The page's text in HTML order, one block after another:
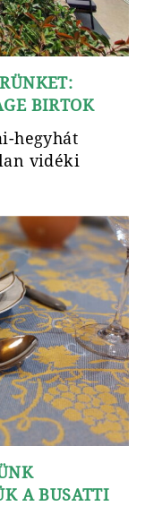
BIRTOK
hegyhát
vidéki
A BUSATTI